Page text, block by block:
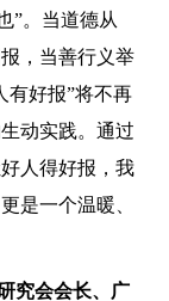
”。当道德从
，当善行义举
有好报”将不再
动实践。通过
人得好报，我
是一个温暖、
究会会长、广